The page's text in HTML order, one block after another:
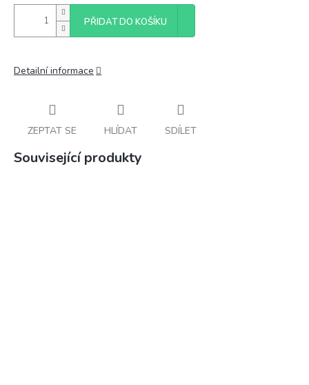
PŘIDAT DO KOŠÍKU
Detailní informace
ZEPTAT SE HLÍDAT SDÍLET
Související produkty